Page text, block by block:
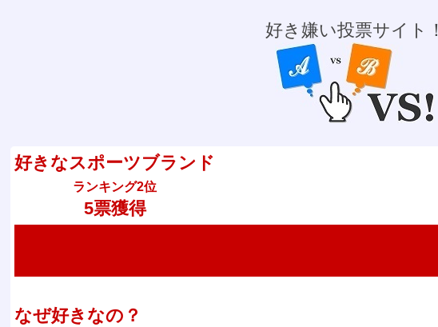
好き嫌い投票サイト！
好きなスポーツブランド
ランキング2位
5票獲得
なぜ好きなの？